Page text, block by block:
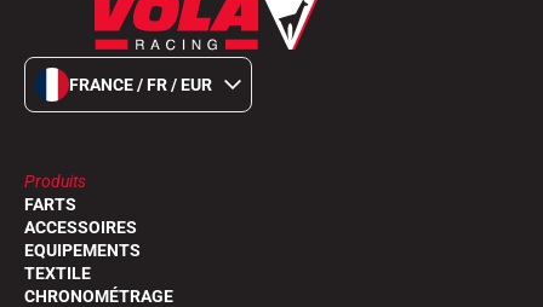
FRANCE / FR / EUR
Produits
FARTS
ACCESSOIRES
EQUIPEMENTS
TEXTILE
CHRONOMÉTRAGE